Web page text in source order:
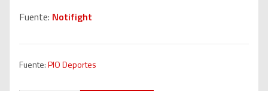
Fuente: Notifight
Fuente:PIO Deportes